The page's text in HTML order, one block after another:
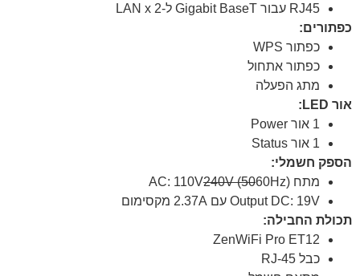
RJ45 עבור Gigabit BaseT ל-LAN x 2
כפתורים:
כפתור WPS
כפתור אתחול
מתג הפעלה
אור LED:
1 אור Power
1 אור Status
הספק חשמלי:
מתח AC: 110V
240V (5060Hz)
Output DC: 19V עם 2.37A מקסימום
תכולת החבילה:
ZenWiFi Pro ET12
כבל RJ-45